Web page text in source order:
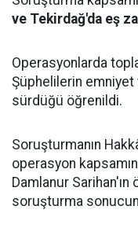
ve Tekirdağ'da eş
Operasyonlarda
Şüphelilerin
sürdüğü öğrenildi.
Soruşturmanın
operasyon
Damlanur Sarihan'ın
soruşturma